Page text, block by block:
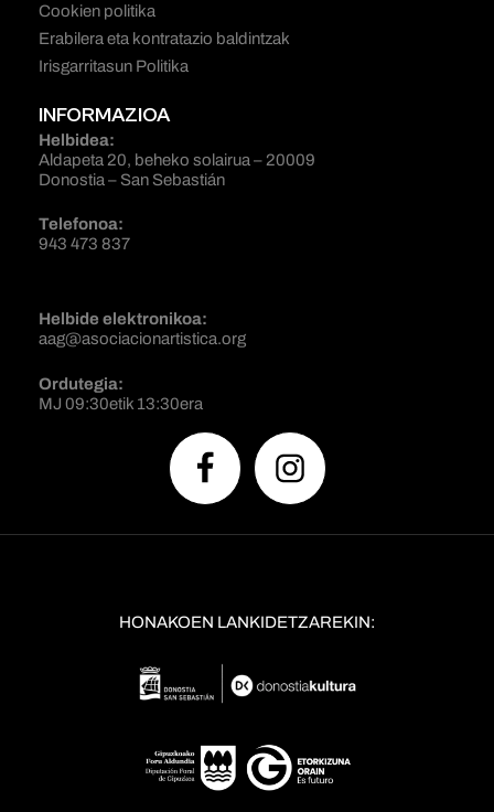
Cookien politika
Erabilera eta kontratazio baldintzak
Irisgarritasun Politika
INFORMAZIOA
Helbidea:
Aldapeta 20, beheko solairua – 20009
Donostia – San Sebastián
Telefonoa:
943 473 837
Helbide elektronikoa:
aag@asociacionartistica.org
Ordutegia:
MJ 09:30etik 13:30era
HONAKOEN LANKIDETZAREKIN: